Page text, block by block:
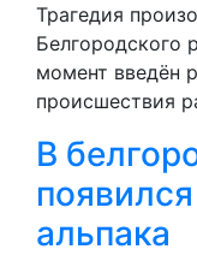
Трагедия
Белгородского
момент введён
происшествия
В
альпака